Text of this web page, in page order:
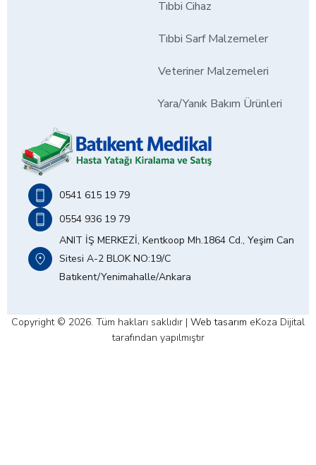
Tıbbi Cihaz
Tıbbi Sarf Malzemeler
Veteriner Malzemeleri
Yara/Yanık Bakım Ürünleri
0541 615 19 79
0554 936 19 79
ANIT İŞ MERKEZİ, Kentkoop Mh.1864 Cd., Yeşim Can
Sitesi A-2 BLOK NO:19/C
Batıkent/Yenimahalle/Ankara
Copyright © 2026. Tüm hakları saklıdır | Web tasarım eKoza Dijital
tarafından yapılmıştır